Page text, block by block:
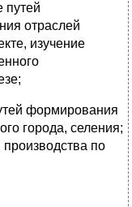
путей
отраслей
изучение
формирования
города, селения;
по